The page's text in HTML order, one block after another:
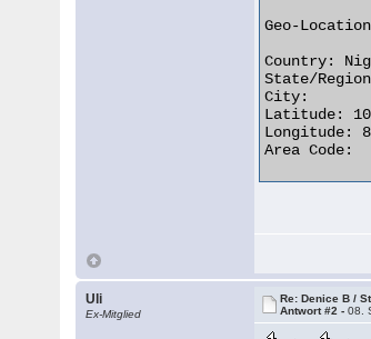
Geo-
Country:
State/
City:
Latitude: 10
Longitude: 8
Area Code:
Uli
Ex-Mitglied
Re: Denice B /
Antwort #2 -08.